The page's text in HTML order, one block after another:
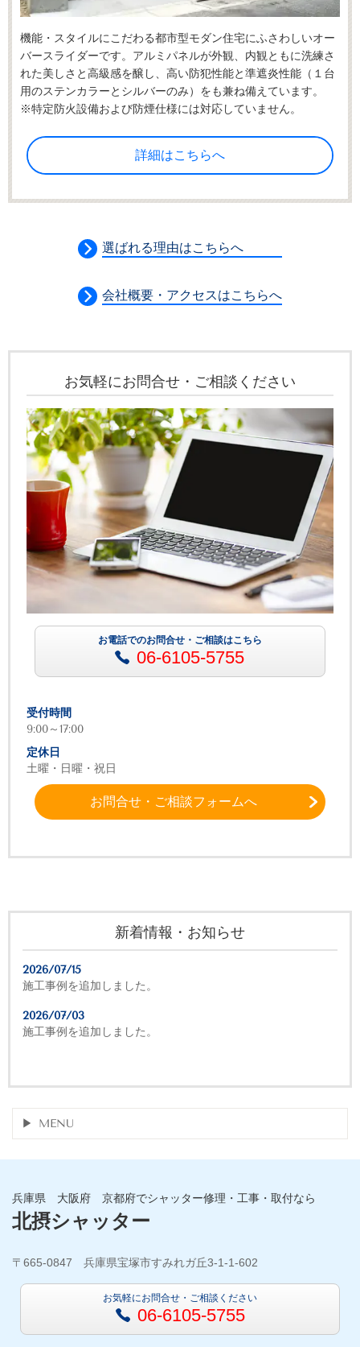
機能・スタイルにこだわる都市型モダン住宅にふさわしいオー
バースライダーです。アルミパネルが外観、内観ともに洗練さ
れた美しさと高級感を醸し、高い防犯性能と準遮炎性能（１台
用のステンカラーとシルバーのみ）をも兼ね備えています。
※特定防火設備および防煙仕様には対応していません。
詳細はこちらへ
選ばれる理由はこちらへ
会社概要・アクセスはこちらへ
お気軽にお問合せ・ご相談ください
お電話でのお問合せ・ご相談はこちら
06-6105-5755
受付時間
9:00～17:00
定休日
土曜・日曜・祝日
お問合せ・ご相談フォームへ
新着情報・お知らせ
2026/07/15
施工事例を追加しました。
2026/07/03
施工事例を追加しました。
MENU
兵庫県 大阪府 京都府でシャッター修理・工事・取付なら
北摂シャッター
〒665-0847 兵庫県宝塚市すみれガ丘3-1-1-602
お気軽にお問合せ・ご相談ください
06-6105-5755